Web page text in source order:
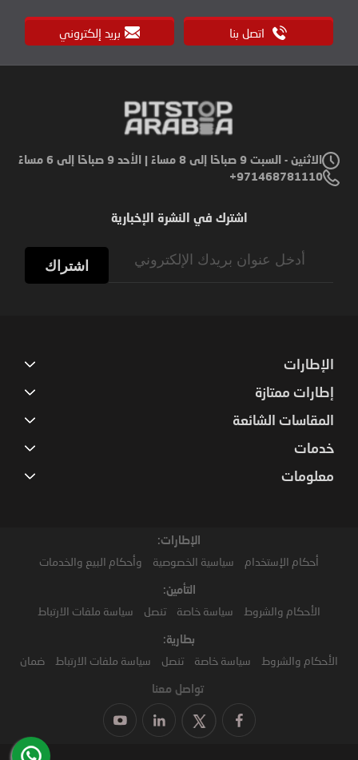
اتصل بنا بريد إلكتروني
الاثنين - السبت 9 صباحًا إلى 8 مساءً | الأحد 9 صباحًا إلى 6 مساءً
971468781110+
اشترك في النشرة الإخبارية
اشتراك
الإطارات
إطارات ممتازة
المقاسات الشائعة
خدمات
معلومات
الإطارات:
أحكام الإستخدام سياسية الخصوصية وأحكام البيع والخدمات
التأمين:
الأحكام والشروط سياسة خاصة تنصل سياسة ملفات الارتباط
بطارية:
الأحكام والشروط سياسة خاصة تنصل سياسة ملفات الارتباط ضمان
تواصل معنا